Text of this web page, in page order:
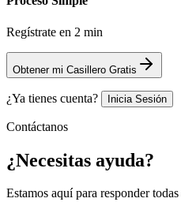
Regístrate en 2 min
Obtener mi Casillero Gratis
¿Ya tienes cuenta? Inicia Sesión
Contáctanos
¿Necesitas ayuda?
Estamos aquí para responder